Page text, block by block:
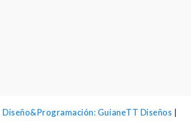
Diseño&Programación: GuianeTT Diseños |